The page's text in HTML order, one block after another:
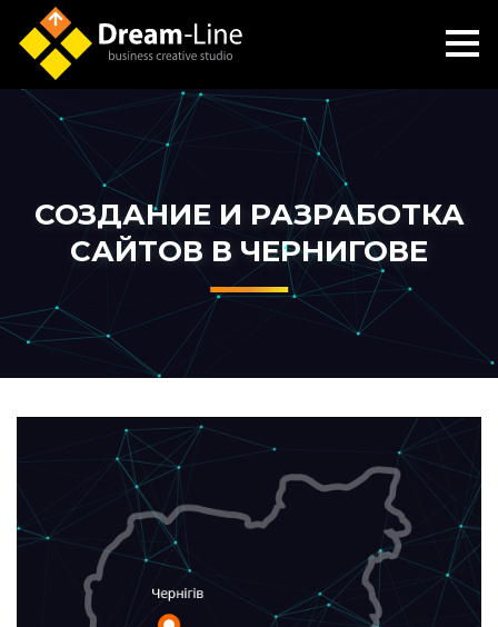
СОЗДАНИЕ И РАЗРАБОТКА
САЙТОВ В ЧЕРНИГОВЕ